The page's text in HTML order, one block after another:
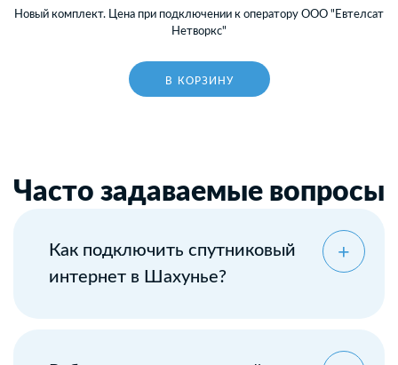
Новый комплект. Цена при подключении к оператору ООО "Евтелсат
Нетворкс"
В КОРЗИНУ
Часто задаваемые вопросы
Как подключить спутниковый
интернет в Шахунье?